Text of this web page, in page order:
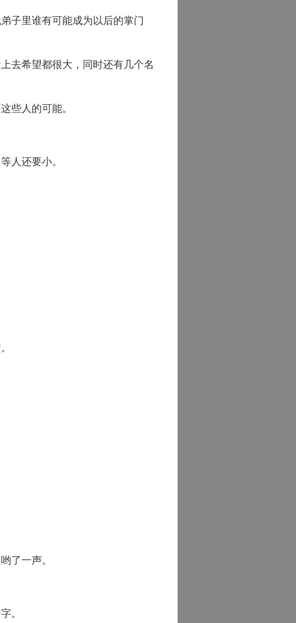
子里谁有可能成为以后的掌门
去希望都很大，同时还有几个名
些人的可能。
人还要小。
了一声。
。